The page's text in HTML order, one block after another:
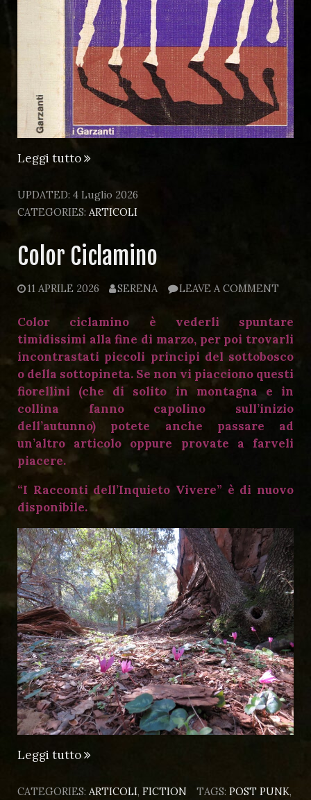
Leggi tutto“L’Armata
libro”
UPDATED: 4 Luglio 2026
CATEGORIES: ARTICOLI
Color Ciclamino
11 APRILE 2026 SERENA LEAVE A COMMENT
Color ciclamino è vederli spuntare
timidissimi alla fine di marzo, per poi trovarli
incontrastati piccoli principi del sottobosco
o della sottopineta. Se non vi piacciono questi
fiorellini (che di solito in montagna e in
collina fanno capolino sull’inizio
dell’autunno) potete anche passare ad
un’altro articolo oppure provate a farveli
piacere.
“I Racconti dell’Inquieto Vivere” è di nuovo
disponibile.
Leggi tutto“Color
CATEGORIES: ARTICOLI, FICTION TAGS:POST PUNK,